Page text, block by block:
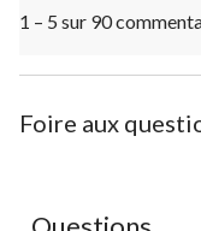
1 – 5 sur 90
Foire aux
Aucune question n'a